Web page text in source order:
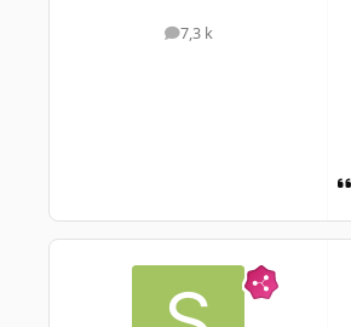
7,3 k
messages